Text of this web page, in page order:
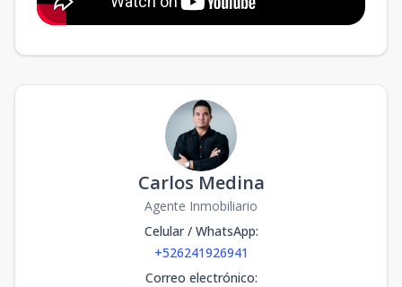
Carlos Medina
Agente Inmobiliario
Celular / WhatsApp:
+526241926941
Correo electrónico: